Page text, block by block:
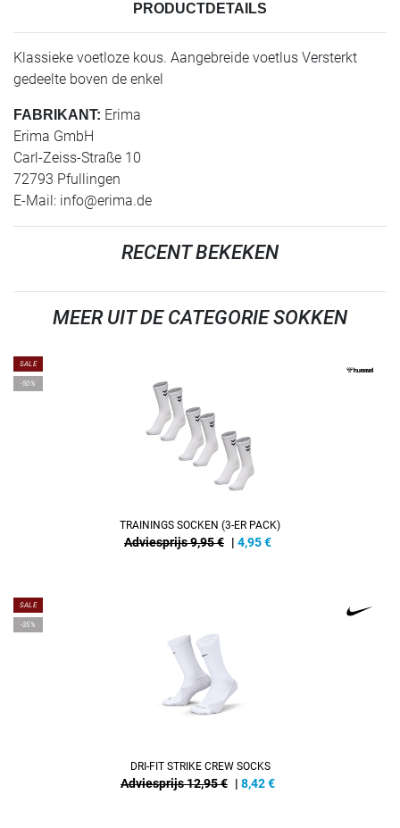
PRODUCTDETAILS
Klassieke voetloze kous. Aangebreide voetlus Versterkt
gedeelte boven de enkel
FABRIKANT: Erima
Erima GmbH
Carl-Zeiss-Straße 10
72793 Pfullingen
E-Mail: info@erima.de
RECENT BEKEKEN
MEER UIT DE CATEGORIE SOKKEN
SALE
-50%
TRAININGS SOCKEN (3-ER PACK)
Adviesprijs 9,95 € | 4,95€
SALE
-35%
DRI-FIT STRIKE CREW SOCKS
Adviesprijs 12,95 € | 8,42€